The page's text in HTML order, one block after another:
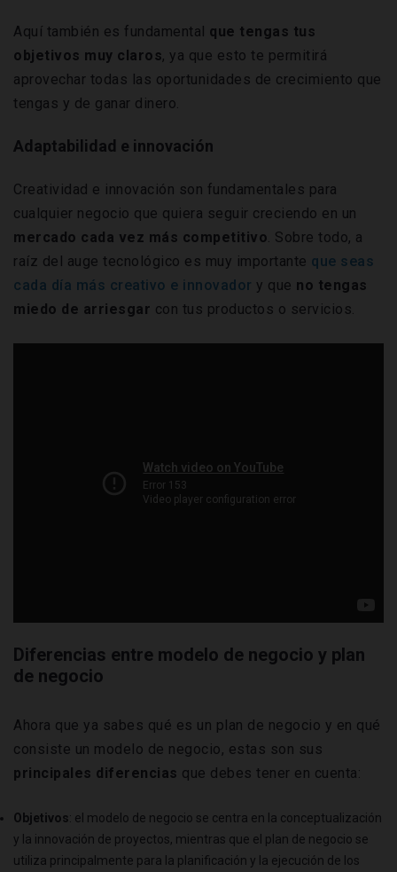
Aquí también es fundamental que tengas tus
objetivos muy claros, ya que esto te permitirá
aprovechar todas las oportunidades de crecimiento que
tengas y de ganar dinero.
Adaptabilidad e innovación
Creatividad e innovación son fundamentales para
cualquier negocio que quiera seguir creciendo en un
mercado cada vez más competitivo. Sobre todo, a
raíz del auge tecnológico es muy importante que seas
cada día más creativo e innovador y que no tengas
miedo de arriesgar con tus productos o servicios.
Diferencias entre modelo de negocio y plan
de negocio
Ahora que ya sabes qué es un plan de negocio y en qué
consiste un modelo de negocio, estas son sus
principales diferencias que debes tener en cuenta:
Objetivos: el modelo de negocio se centra en la conceptualización
y la innovación de proyectos, mientras que el plan de negocio se
utiliza principalmente para la planificación y la ejecución de los